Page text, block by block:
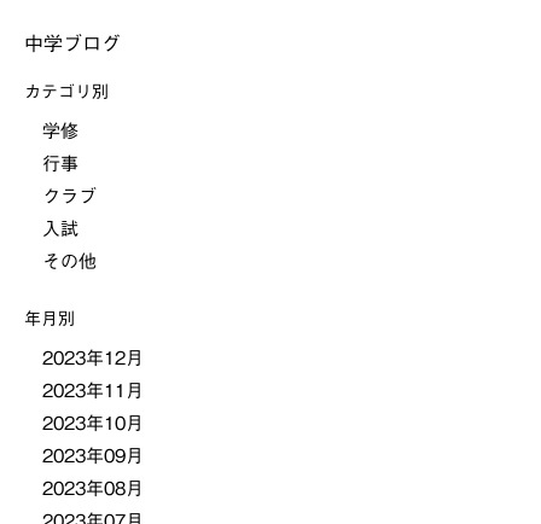
中学ブログ
カテゴリ別
学修
行事
クラブ
入試
その他
年月別
2023年12月
2023年11月
2023年10月
2023年09月
2023年08月